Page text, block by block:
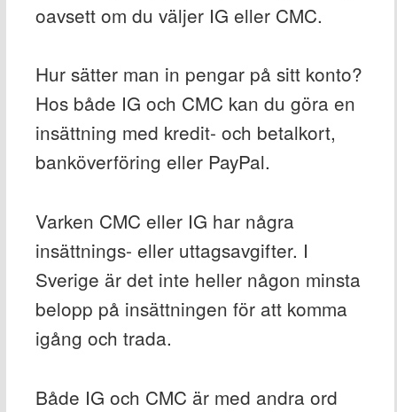
oavsett om du väljer IG eller CMC.
Hur sätter man in pengar på sitt konto?
Hos både IG och CMC kan du göra en
insättning med kredit- och betalkort,
banköverföring eller PayPal.
Varken CMC eller IG har några
insättnings- eller uttagsavgifter. I
Sverige är det inte heller någon minsta
belopp på insättningen för att komma
igång och trada.
Både IG och CMC är med andra ord